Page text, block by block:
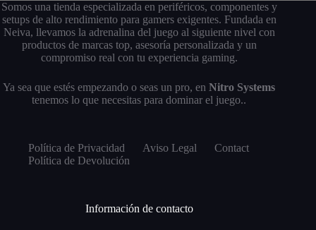
Somos una tienda especializada en periféricos, componentes y
setups de alto rendimiento para gamers exigentes. Fundada en
Neiva, llevamos la adrenalina del juego al siguiente nivel con
productos de marcas top, asesoría personalizada y un
compromiso real con tu experiencia gaming.
Ya sea que estés empezando o seas un pro, enNitro Systems
tenemos lo que necesitas para dominar el juego..
Política de Privacidad Aviso Legal
Contact
Política de Devolución
Información de contacto